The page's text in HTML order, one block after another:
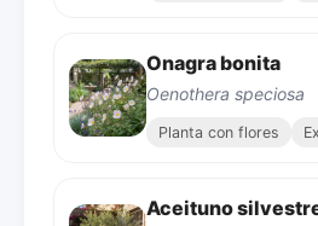
Onagra bonita
Oenothera speciosa
Planta con flores
Aceituno